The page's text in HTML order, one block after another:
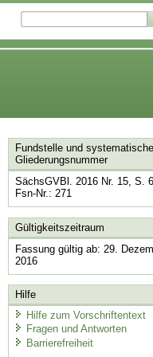
Fundstelle und systematische
Gliederungsnummer
SächsGVBl. 2016 Nr. 15, S.
Fsn-Nr.: 271
Gültigkeitszeitraum
Fassung gültig ab: 29.
2016
Hilfe
Hilfe zum Vorschriftentext
Fragen und Antworten
Barrierefreiheit